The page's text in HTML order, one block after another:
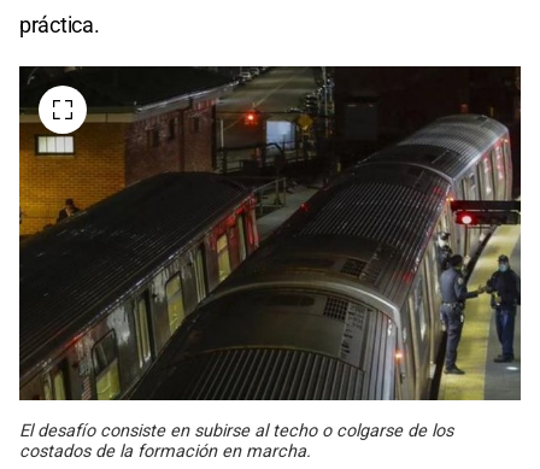
práctica.
El desafío consiste en subirse al techo o colgarse de los
costados de la formación en marcha.